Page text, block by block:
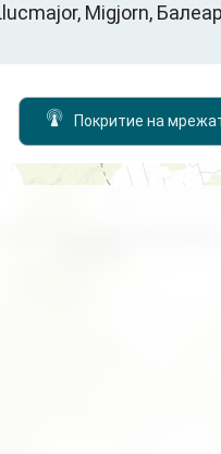
Migjorn,
Покритие на